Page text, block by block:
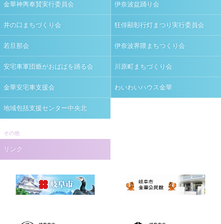
金華神輿奉賛実行委員会 伊奈波盆踊り会
井の口まちづくり会 狂俳顯彰行灯まつり実行委員会
若旦那会 伊奈波界隈まちつくり会
安宅車軍団爺がおばばを踊る会 川原町まちづくり会
金華安宅車支援会 わいわいハウス金華
地域包括支援センター中央北
その他
リンク